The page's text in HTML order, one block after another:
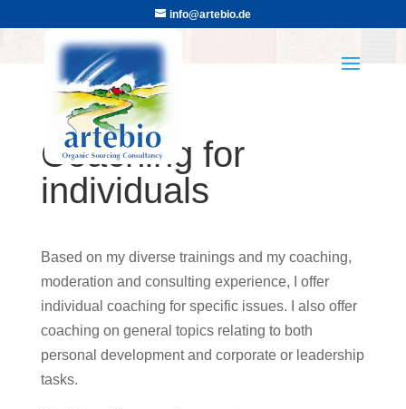
info@artebio.de
Coaching for
individuals
Based on my diverse trainings and my coaching,
moderation and consulting experience, I offer
individual coaching for specific issues. I also offer
coaching on general topics relating to both
personal development and corporate or leadership
tasks.